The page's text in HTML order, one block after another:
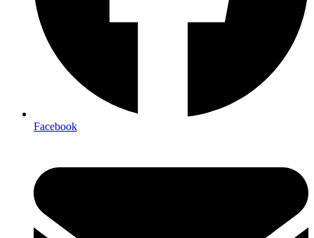
Facebook